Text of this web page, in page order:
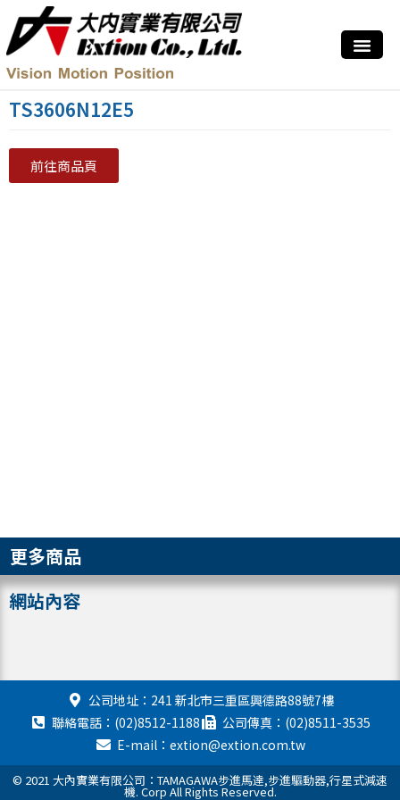
TS3606N12E5
前往商品頁
更多商品
網站內容
公司地址：241 新北市三重區興德路88號7樓
聯絡電話：(02)8512-1188
公司傳真：(02)8511-3535
E-mail：extion@extion.com.tw
© 2021 大內實業有限公司：TAMAGAWA步進馬達,步進驅動器,行星式減速
機. Corp All Rights Reserved.